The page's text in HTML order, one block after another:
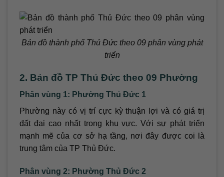
Bản đồ thành phố Thủ Đức theo 09 phân vùng phát
triển
2. Bản đồ TP Thủ Đức theo 09 Phường
Phân vùng 1: Phường Thủ Đức 1
Phường này có vị trí cực kỳ thuận lợi và có giá trị
đất đai cao nhất trong khu vực. Với sự phát triển
mạnh mẽ của cơ sở hạ tầng, nơi đây được coi là
trung tâm của TP Thủ Đức.
Phân vùng 2: Phường Thủ Đức 2